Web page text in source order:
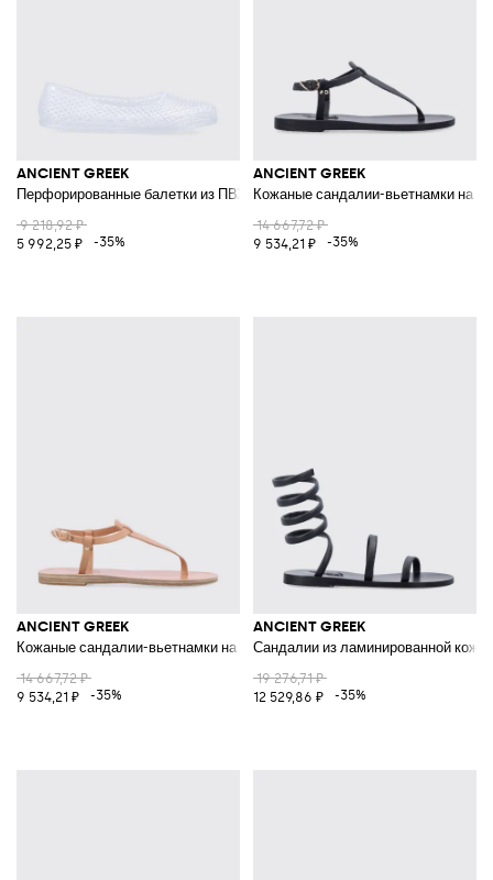
ANCIENT GREEK
Перфорированные балетки из ПВХ с круглым носком
9 218,92 ₽
5 992,25 ₽
-35%
ANCIENT GREEK
Кожаные сандалии-вьетнамки на
14 667,72 ₽
9 534,21 ₽
-35%
ANCIENT GREEK
Кожаные сандалии-вьетнамки на низком каблуке с ремешком на
14 667,72 ₽
9 534,21 ₽
-35%
ANCIENT GREEK
Сандалии из ламинированной
19 276,71 ₽
12 529,86 ₽
-35%